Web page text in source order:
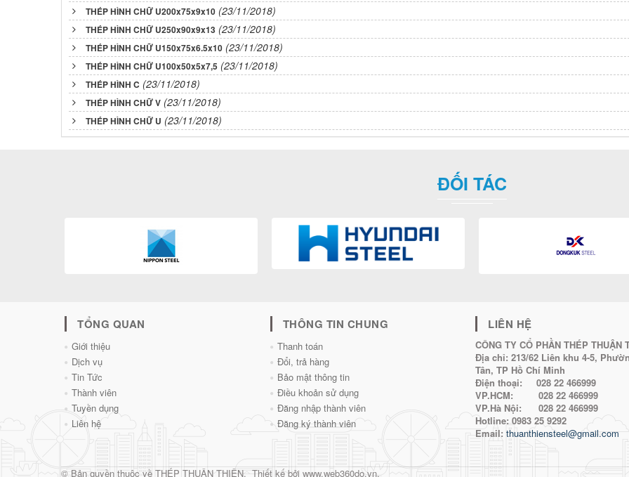
THÉP HÌNH CHỮ U200x75x9x10 (23/11/2018)
THÉP HÌNH CHỮ U250x90x9x13 (23/11/2018)
THÉP HÌNH CHỮ U150x75x6.5x10 (23/11/2018)
THÉP HÌNH CHỮ U100x50x5x7,5 (23/11/2018)
THÉP HÌNH C (23/11/2018)
THÉP HÌNH CHỮ V (23/11/2018)
THÉP HÌNH CHỮ U (23/11/2018)
ĐỐI TÁC
TỔNG QUAN
Giới thiệu
Dịch vụ
Tin Tức
Thành viên
Tuyền dụng
Liên hệ
THÔNG TIN CHUNG
Thanh toán
Đổi, trả hàng
Bảo mật thông tin
Điều khoản sử dụng
Đăng nhập thành viên
Đăng ký thành viên
LIÊN HỆ
CÔNG TY CỔ PHẦN THÉP THUẬN
Địa chỉ: 213/62 Liên khu 4-5,
Tân, TP Hồ Chí Minh
Điện thoại:
028 22 466999
VP.HCM:
028 22 466999
VP.Hà Nội:
028 22 466999
Hotline: 0983 25 9292
Email: thuanthiensteel@gmail.com
© Bản quyền thuộc về THÉP THUẬN THIÊN.Thiết kế bởi www.web360do.vn.